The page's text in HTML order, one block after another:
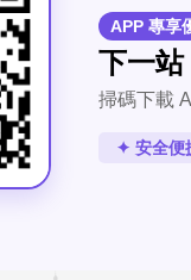
APP 專享
下一
掃碼下載
✦ 安全便